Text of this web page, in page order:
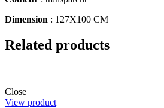
Dimension : 127X100 CM
Related products
Close
View product